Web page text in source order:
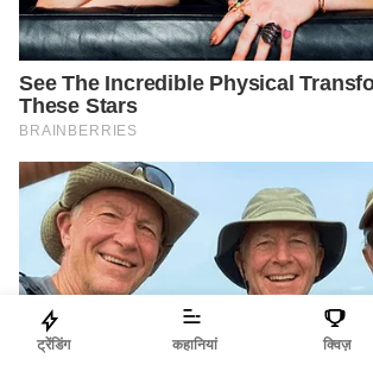
ट्रेंडिंग कहानियां क्विज़